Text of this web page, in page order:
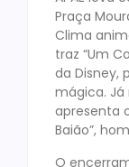
Praça
Clima
traz “Um
da Disney,
mágica. Já
apresenta
Baião”,
O